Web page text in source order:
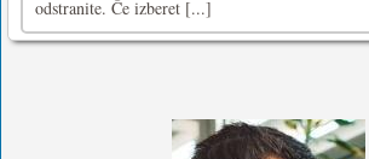
odstranite. Če izberet [...]